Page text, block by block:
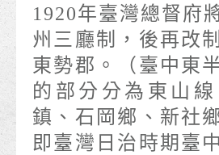
1920年臺灣總督府
州三廳制，後再改
東勢郡。（臺中東
的部分分為東山
鎮、石岡鄉、新社
即臺灣日治時期臺